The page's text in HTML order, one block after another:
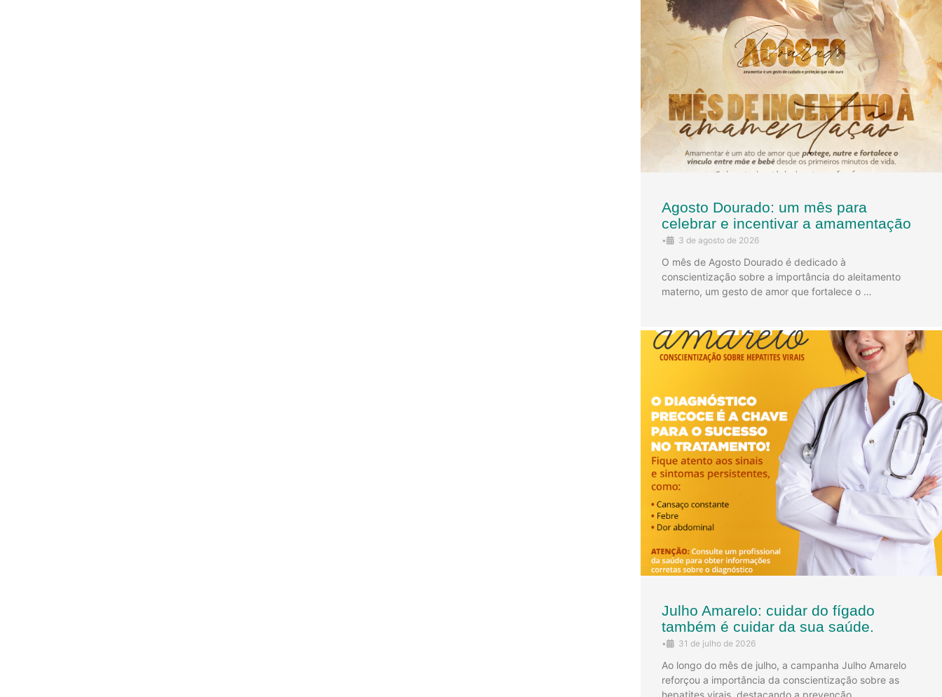
Agosto Dourado: um mês para
celebrar e incentivar a amamentação
• 3 de agosto de 2026
O mês de Agosto Dourado é dedicado à
conscientização sobre a importância do aleitamento
materno, um gesto de amor que fortalece o …
Julho Amarelo: cuidar do fígado
também é cuidar da sua saúde.
• 31 de julho de 2026
Ao longo do mês de julho, a campanha Julho Amarelo
reforçou a importância da conscientização sobre as